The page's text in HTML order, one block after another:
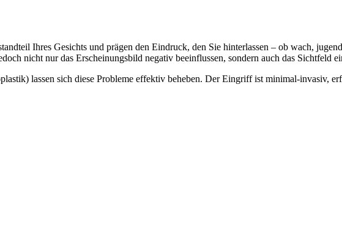
Ihres Gesichts und prägen den Eindruck, den Sie hinterlassen – ob wach,
nicht nur das Erscheinungsbild negativ beeinflussen, sondern auch das Sichtfeld
lassen sich diese Probleme effektiv beheben. Der Eingriff ist minimal-invasiv,